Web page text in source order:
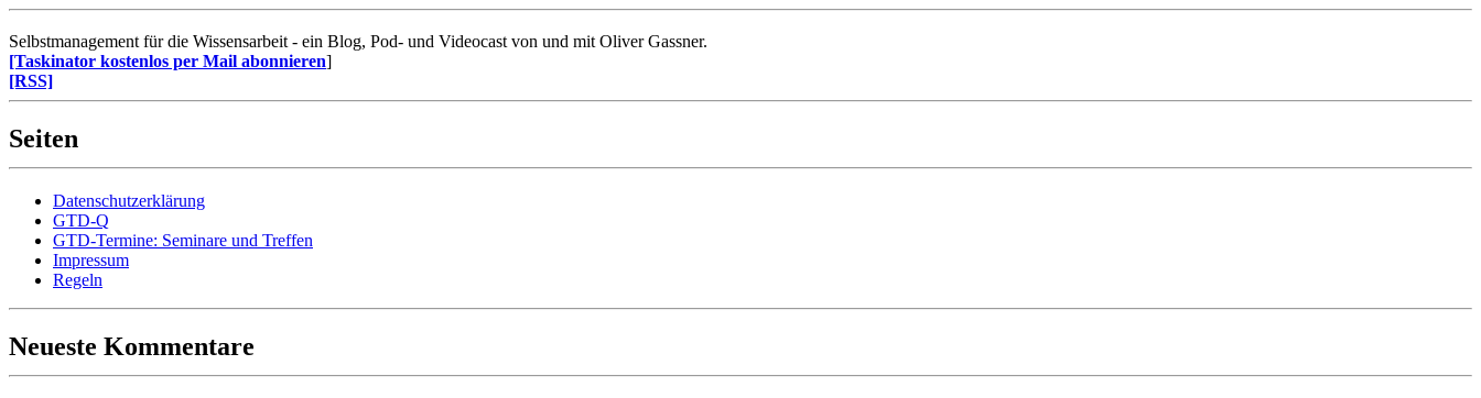
Selbstmanagement für die Wissensarbeit - ein Blog, Pod- und Videocast von und mit Oliver Gassner.
[Taskinator kostenlos per Mail abonnieren]
[RSS]
Seiten
Datenschutzerklärung
GTD-Q
GTD-Termine: Seminare und Treffen
Impressum
Regeln
Neueste Kommentare